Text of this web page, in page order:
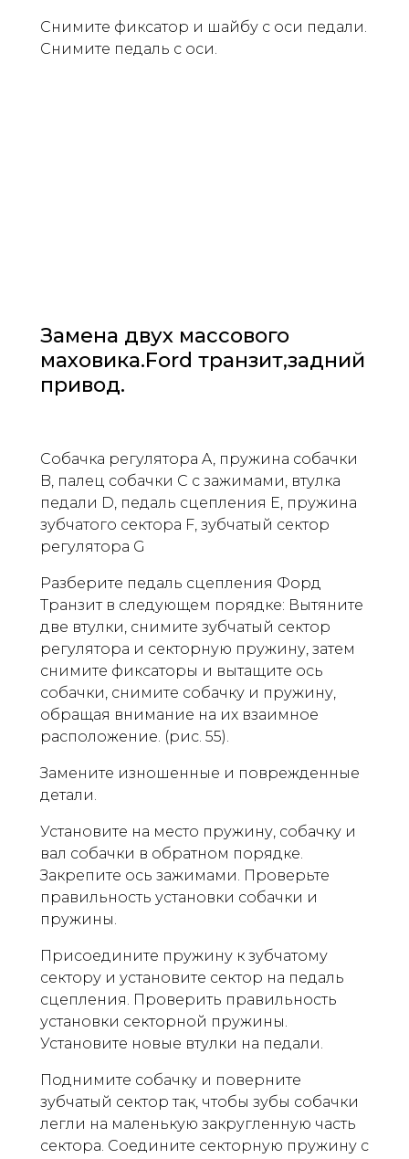
Снимите фиксатор и шайбу с оси педали.
Снимите педаль с оси.
Замена двух массового
маховика.Ford транзит,задний
привод.
Собачка регулятора A, пружина собачки
B, палец собачки C с зажимами, втулка
педали D, педаль сцепления E, пружина
зубчатого сектора F, зубчатый сектор
регулятора G
Разберите педаль сцепления Форд
Транзит в следующем порядке: Вытяните
две втулки, снимите зубчатый сектор
регулятора и секторную пружину, затем
снимите фиксаторы и вытащите ось
собачки, снимите собачку и пружину,
обращая внимание на их взаимное
расположение. (рис. 55).
Замените изношенные и поврежденные
детали.
Установите на место пружину, собачку и
вал собачки в обратном порядке.
Закрепите ось зажимами. Проверьте
правильность установки собачки и
пружины.
Присоедините пружину к зубчатому
сектору и установите сектор на педаль
сцепления. Проверить правильность
установки секторной пружины.
Установите новые втулки на педали.
Поднимите собачку и поверните
зубчатый сектор так, чтобы зубы собачки
легли на маленькую закругленную часть
сектора. Соедините секторную пружину с